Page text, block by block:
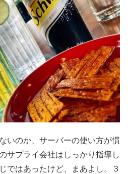
いのか、サーバーの使い方が慣
サプライ会社はしっかり指導し
ではあったけど、まあよし。３